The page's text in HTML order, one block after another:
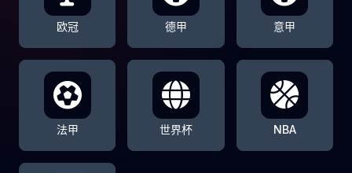
欧冠 德甲 意甲
法甲 世界杯 NBA